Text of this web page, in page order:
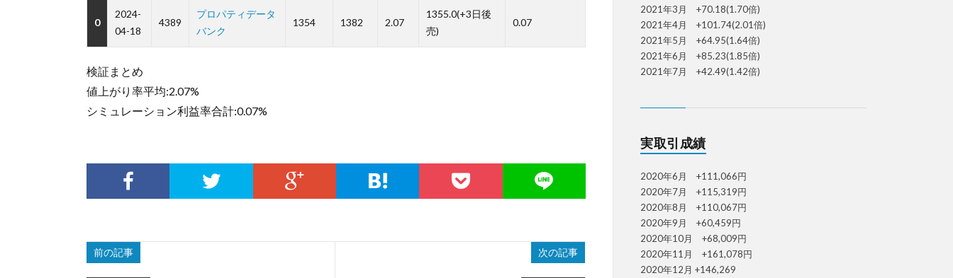
0
2024-
04-18
4389
プロパティデータ
バンク
1354 1382 2.07
1355.0(+3日後
売)
0.07
検証まとめ
値上がり率平均:2.07%
シミュレーション利益率合計:0.07%
前の記事 次の記事
2021年3月 +70.18(1.70倍)
2021年4月 +101.74(2.01倍)
2021年5月 +64.95(1.64倍)
2021年6月 +85.23(1.85倍)
2021年7月 +42.49(1.42倍)
実取引成績
2020年6月 +111,066円
2020年7月 +115,319円
2020年8月 +110,067円
2020年9月 +60,459円
2020年10月 +68,009円
2020年11月 +161,078円
2020年12月 +146,269